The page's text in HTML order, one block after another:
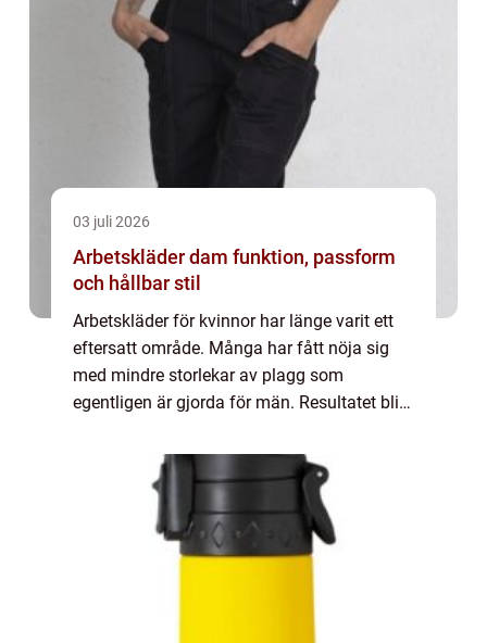
03 juli 2026
Arbetskläder dam funktion, passform
och hållbar stil
Arbetskläder för kvinnor har länge varit ett
eftersatt område. Många har fått nöja sig
med mindre storlekar av plagg som
egentligen är gjorda för män. Resultatet blir
axlarna och knäskydd som hamnar på fel...